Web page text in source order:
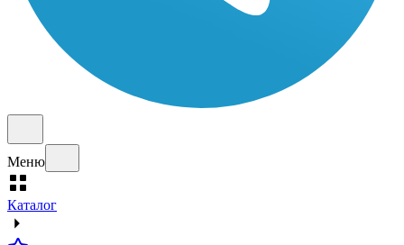
Меню
Каталог